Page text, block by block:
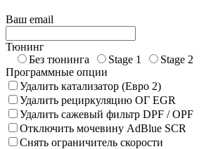
Ваш email
Тюнинг
Без тюнинга
Stage 1
Stage 2
Программные опции
Удалить катализатор (Евро 2)
Удалить рециркуляцию ОГ EGR
Удалить сажевый фильтр DPF / OPF
Отключить мочевину AdBlue SCR
Снять ограничитель скорости